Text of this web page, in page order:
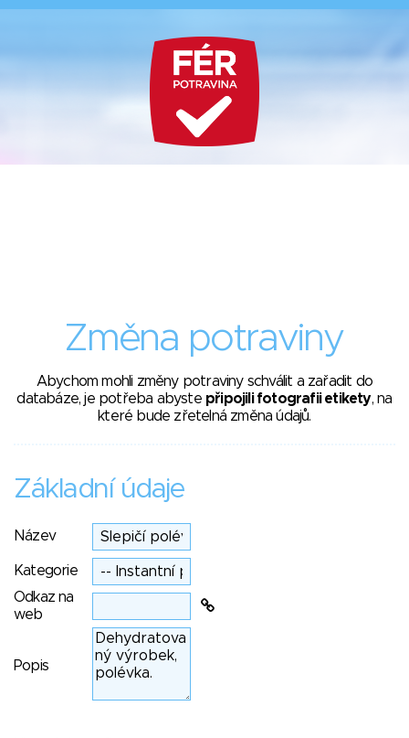
Změna potraviny
Abychom mohli změny potraviny schválit a zařadit do
databáze, je potřeba abyste připojili fotografii etikety, na
které bude zřetelná změna údajů.
Základní údaje
Název
Kategorie
Odkaz na
web
Popis